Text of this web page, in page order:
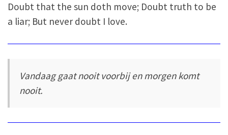
Doubt that the sun doth move; Doubt truth to be
a liar; But never doubt I love.
Vandaag gaat nooit voorbij en morgen komt
nooit.